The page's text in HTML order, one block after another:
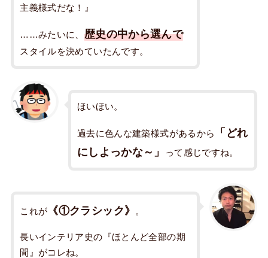
主義様式だな！』
……みたいに、 歴史の中から選んで
スタイルを決めていたんです。
ほいほい。
過去に色んな建築様式があるから
「どれ
にしよっかな～」
って感じですね。
これが 《①クラシック》 。
長いインテリア史の『ほとんど全部の期
間』がコレね。